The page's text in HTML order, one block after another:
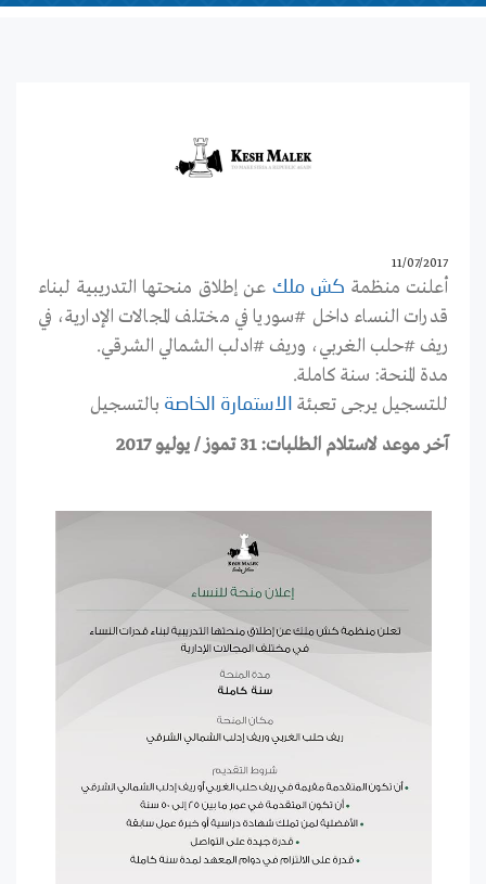
11/07/2017
أعلنت منظمة كش ملك عن إطلاق منحتها التدريبية لبناء
قدرات النساء داخل #سوريا في مختلف المجالات الإدارية، في
ريف #حلب الغربي، وريف #ادلب الشمالي الشرقي.
مدة المنحة: سنة كاملة.
للتسجيل يرجى تعبئة
الاستمارة الخاصة بالتسجيل
آخر موعد لاستلام الطلبات: 31 تموز / يوليو 2017